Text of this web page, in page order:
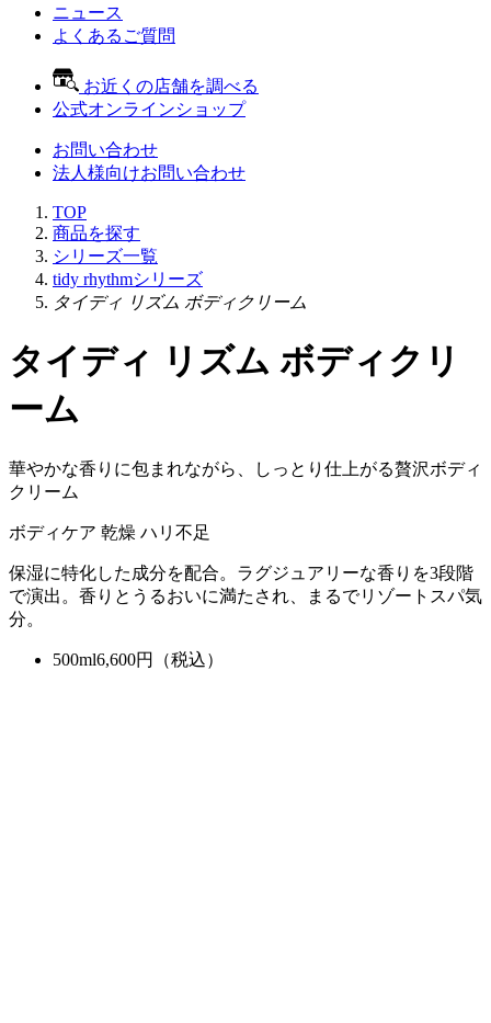
ニュース
よくあるご質問
お近くの店舗を調べる
公式オンラインショップ
お問い合わせ
法人様向けお問い合わせ
TOP
商品を探す
シリーズ一覧
tidy rhythmシリーズ
タイディ リズム ボディクリーム
タイディ リズム ボディクリ
ーム
華やかな香りに包まれながら、しっとり仕上がる贅沢ボディ
クリーム
ボディケア 乾燥 ハリ不足
保湿に特化した成分を配合。ラグジュアリーな香りを3段階
で演出。香りとうるおいに満たされ、まるでリゾートスパ気
分。
500ml6,600円（税込）